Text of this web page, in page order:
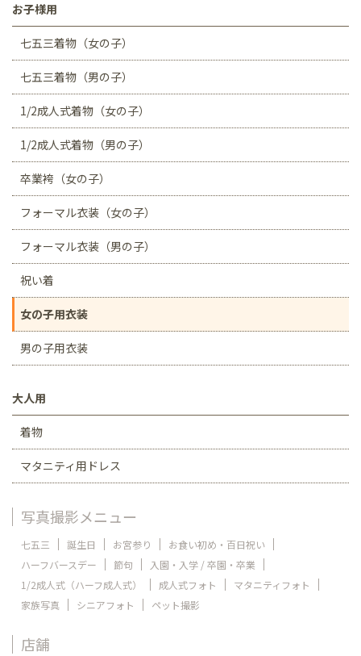
お子様用
七五三着物（女の子）
七五三着物（男の子）
1/2成人式着物（女の子）
1/2成人式着物（男の子）
卒業袴（女の子）
フォーマル衣装（女の子）
フォーマル衣装（男の子）
祝い着
女の子用衣装
男の子用衣装
大人用
着物
マタニティ用ドレス
写真撮影メニュー
七五三 誕生日 お宮参り
お食い初め・百日祝い
ハーフバースデー
節句
入園・入学 / 卒園・卒業
1/2成人式（ハーフ成人式）
成人式フォト
マタニティフォト
家族写真
シニアフォト ペット撮影
店舗